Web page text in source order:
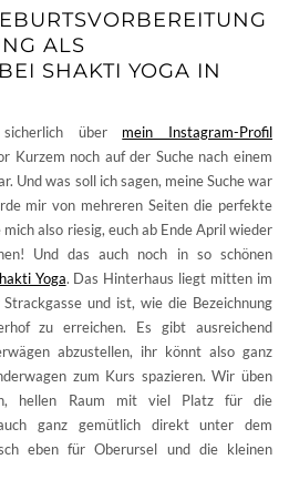
ALS
SHAKTI YOGA IN
über mein Instagram-Profil
Kurzem noch auf der Suche nach einem
Und was soll ich sagen, meine Suche war
mir von mehreren Seiten die perfekte
also riesig, euch ab Ende April wieder
Und das auch noch in so schönen
Yoga. Das Hinterhaus liegt mitten im
und ist, wie die Bezeichnung
zu erreichen. Es gibt ausreichend
abzustellen, ihr könnt also ganz
zum Kurs spazieren. Wir üben
hellen Raum mit viel Platz für die
auch ganz gemütlich direkt unter dem
eben für Oberursel und die kleinen